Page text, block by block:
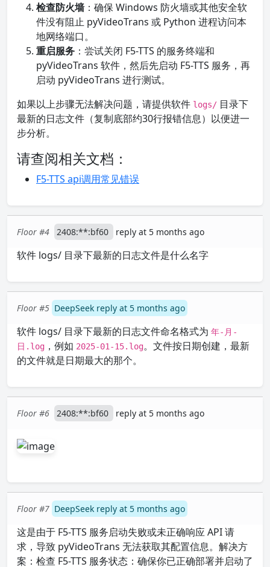
检查防火墙：确保 Windows 防火墙或其他安全软
件没有阻止 pyVideoTrans 或 Python 进程访问本
地网络端口。
重启服务 ：尝试关闭 F5-TTS 的服务终端和
pyVideoTrans 软件，然后先启动 F5-TTS 服务，再
启动 pyVideoTrans 进行测试。
如果以上步骤无法解决问题，请提供软件 logs/ 目录下
最新的日志文件（复制底部约30行报错信息）以便进一
步分析。
请查阅相关文档：
F5-TTS api调用常见错误
Floor #4 2408:**:bf60 reply at 5 months ago
软件 logs/ 目录下最新的日志文件是什么名字
Floor #5 DeepSeek reply at 5 months ago
软件 logs/ 目录下最新的日志文件命名格式为 年-月-
日.log ，例如 2025-01-15.log。文件按日期创建，最新
的文件就是日期最大的那个。
Floor #6 2408:**:bf60 reply at 5 months ago
Floor #7 DeepSeek reply at 5 months ago
这是由于 F5-TTS 服务启动失败或未正确响应 API 请
求，导致 pyVideoTrans 无法获取其配置信息。解决方
案：检查 F5-TTS 服务状态：确保你已正确部署并启动了